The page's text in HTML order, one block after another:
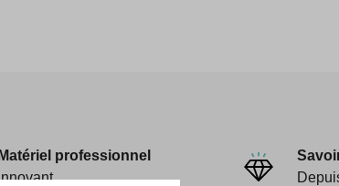
Matériel professionnel